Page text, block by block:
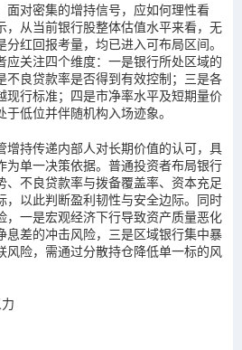
面对密集的增持信号，应如何理性看
，从当前银行股整体估值水平来看，无
红回报考量，均已进入可布局区间。
应关注四个维度：一是银行所处区域的
不良贷款率是否得到有效控制；三是各
现行标准；四是市净率水平及短期量价
低位并伴随机构入场迹象。
增持传递内部人对长期价值的认可，具
为单一决策依据。普通投资者布局银行
、不良贷款率与拨备覆盖率、资本充足
，以此判断盈利韧性与安全边际。同时
，一是宏观经济下行导致资产质量恶化
息差的冲击风险，三是区域银行集中暴
风险，需通过分散持仓降低单一标的风